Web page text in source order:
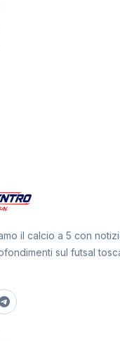
il calcio a 5 con
sul futsal